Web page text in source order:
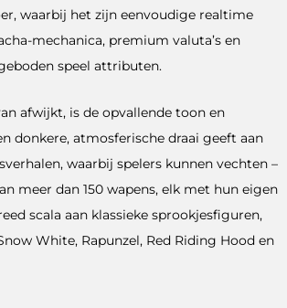
waarbij het zijn eenvoudige realtime
mechanica, premium valuta’s en
speel attributen.
afwijkt, is de opvallende toon en
donkere, atmosferische draai geeft aan
waarbij spelers kunnen vechten –
meer dan 150 wapens, elk met hun eigen
scala aan klassieke sprookjesfiguren,
White, Rapunzel, Red Riding Hood en